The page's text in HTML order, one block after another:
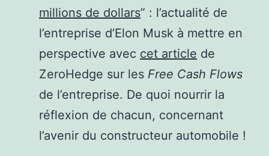
millions de dollars” : l’actualité de
l’entreprise d’Elon Musk à mettre en
perspective avec cet article de
ZeroHedge sur les Free Cash Flows
de l’entreprise. De quoi nourrir la
réflexion de chacun, concernant
l’avenir du constructeur automobile !